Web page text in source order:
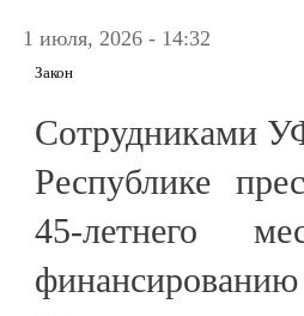
1 июля, 2026 - 14:32
Закон
Сотрудниками
Республике
45-летнего
финансированию